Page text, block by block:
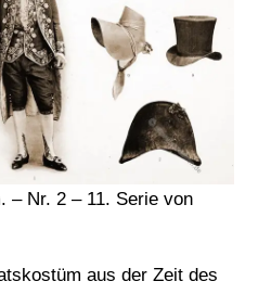
– Nr. 2 – 11. Serie von
aus der Zeit des